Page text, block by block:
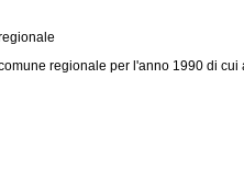
regionale per l'anno 1990 di cui